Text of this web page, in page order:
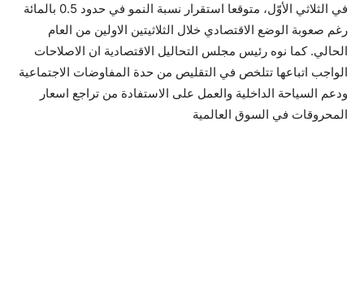
في الثلاثي الأوّل، متوقعا استقرار نسبة النمو في حدود 0.5 بالمائة
رغم صعوبة الوضع الاقتصادي خلال الثلاثيتين الاولين من العام
الحالي. كما نوه رئيس مجلس التحاليل الاقتصادية ان الاصلاحات
الواجب اتباعها تتلخص في التقليص من حدة المفاوضات الاجتماعية
ودعم السياحة الداخلية والعمل على الاستفادة من تراجع اسعار
المحروقات في السوق العالمية